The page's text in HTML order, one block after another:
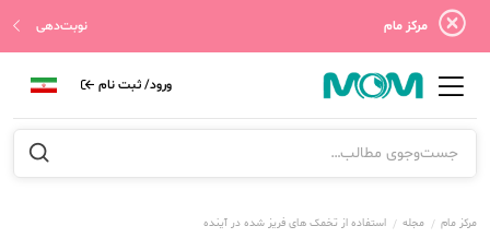
مرکز مام نوبت‌دهی
ورود/ ثبت نام
مرکز مام مجله استفاده از تخمک های فریز شده در آینده